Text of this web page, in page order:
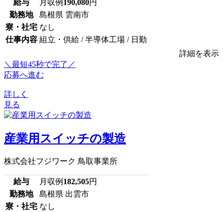
給与 月収例 190,080円
勤務地
島根県 雲南市
寮・社宅 なし
仕事内容 組立・供給 / 半導体工場 / 日勤
詳細を表示
＼最短45秒で完了／
応募へ進む
詳しく
見る
産業用スイッチの製造
株式会社フジワーク 鳥取事業所
給与 月収例 182,505円
勤務地
島根県 出雲市
寮・社宅 なし